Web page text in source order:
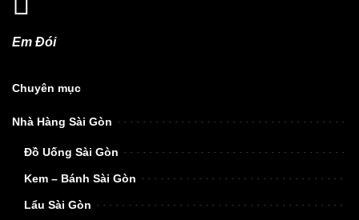
Em Đói
Chuyên mục
Nhà Hàng Sài Gòn
Đồ Uống Sài Gòn
Kem – Bánh Sài Gòn
Lẩu Sài Gòn